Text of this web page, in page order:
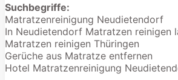
Suchbegriffe:
Matratzenreinigung Neudietendorf
In Neudietendorf Matratzen reinigen
Matratzen reinigen Thüringen
Gerüche aus Matratze entfernen
Hotel Matratzenreinigung